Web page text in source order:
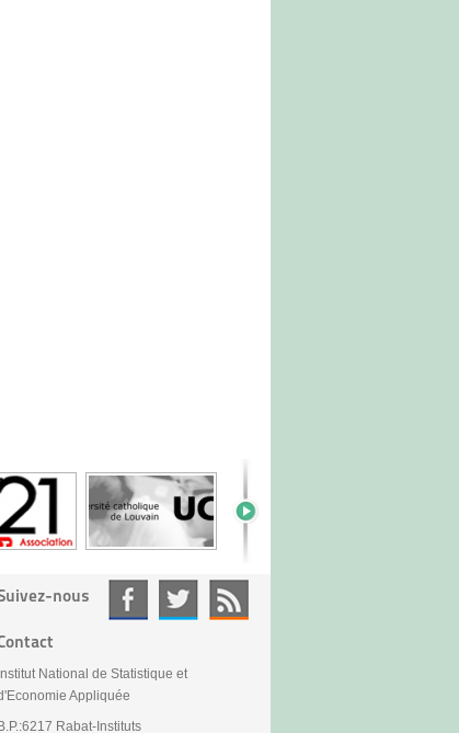
nous
Institut National de Statistique et
Appliquée
B.P.:6217 Rabat-Instituts